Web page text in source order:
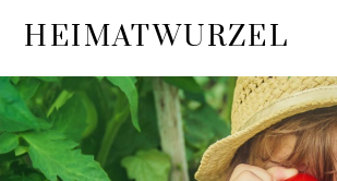
content
HEIMATWURZEL